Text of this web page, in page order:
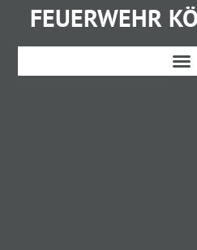
FEUERWEHR